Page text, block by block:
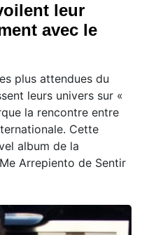
leur
avec le
plus attendues du
leurs univers sur «
la rencontre entre
Cette
album de la
Arrepiento de Sentir